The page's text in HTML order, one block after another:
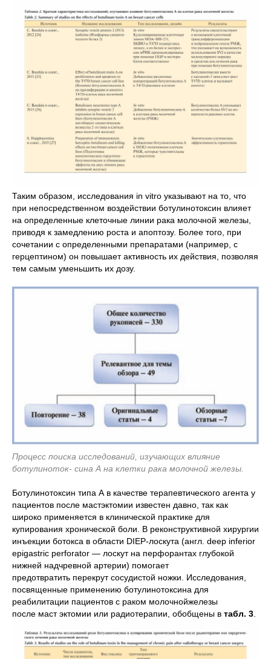
Таким образом, исследования in vitro указывают на то, что
при непосредственном воздействии ботулинотоксин влияет
на определенные клеточные линии рака молочной железы,
приводя к замедлению роста и апоптозу. Более того, при
сочетании с определенными препаратами (например, с
герцептином) он повышает активность их действия, позволяя
тем самым уменьшить их дозу.
Процесс поиска исследований, изучающих влияние
ботулиноток- сина А на клетки рака молочной железы.
Ботулинотоксин типа А в качестве терапевтического агента у
пациентов после мастэктомии известен давно, так как
широко применяется в клинической практике для
купирования хронической боли. В реконструктивной хирургии
инъекции ботокса в области DIEP-лоскута (англ. deep inferior
epigastric perforator — лоскут на перфорантах глубокой
нижней надчревной артерии) помогает
предотвратить перекрут сосудистой ножки. Исследования,
посвященные применению ботулинотоксина для
реабилитации пациентов с раком молочнойжелезы
после маст эктомии или радиотерапии, обобщены в табл. 3